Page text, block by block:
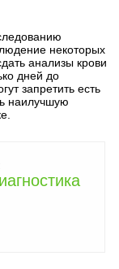
некоторых
анализы крови
дней до
запретить есть
наилучшую